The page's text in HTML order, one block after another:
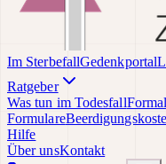
Im SterbefallGedenkportal
Ratgeber
Was tun im Todesfall
Formulare
Hilfe
Über unsKontakt